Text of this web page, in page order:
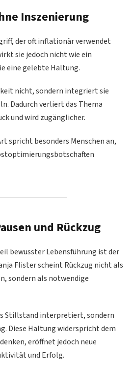
Inszenierung
der oft inflationär verwendet
sie jedoch nicht wie ein
eine gelebte Haltung.
nicht, sondern integriert sie
Dadurch verliert das Thema
und wird zugänglicher.
spricht besonders Menschen an,
und Rückzug
bewusster Lebensführung ist der
Flister scheint Rückzug nicht als
sondern als notwendige
Stillstand interpretiert, sondern
Diese Haltung widerspricht dem
eröffnet jedoch neue
und Erfolg.